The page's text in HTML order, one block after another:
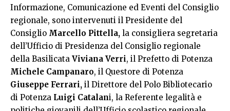
Informazione, Comunicazione ed Eventi del Consiglio
regionale, sono intervenuti il Presidente del
Consiglio Marcello Pittella, la consigliera segretaria
dell’Ufficio di Presidenza del Consiglio regionale
della Basilicata Viviana Verri, il Prefetto di Potenza
Michele Campanaro, il Questore di Potenza
Giuseppe Ferrari, il Direttore del Polo Bibliotecario
di Potenza Luigi Catalani, la Referente legalità e